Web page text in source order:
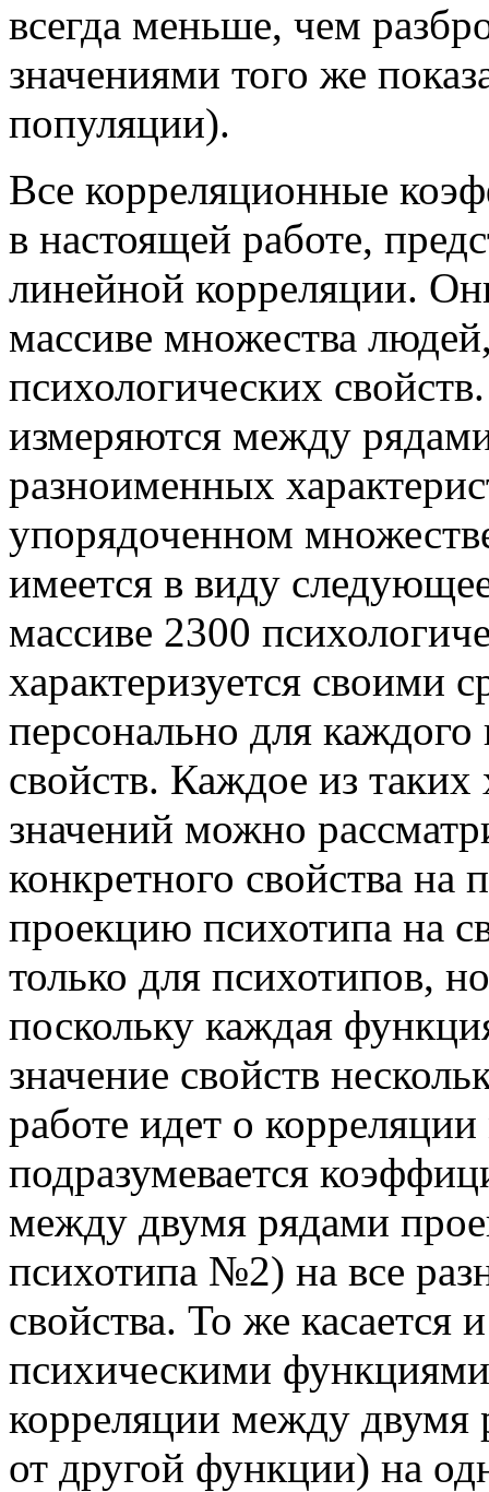
всегда меньше, чем
значениями того же
популяции).
Все корреляционные
в настоящей работе,
линейной корреляции.
массиве множества
психологических
измеряются между
разноименных
упорядоченном
имеется в виду
массиве 2300
характеризуется своими
персонально для
свойств. Каждое из
значений можно
конкретного свойства на
проекцию психотипа на
только для психотипов,
поскольку каждая
значение свойств
работе идет о
подразумевается
между двумя рядами
психотипа №2) на все
свойства. То же касается
психическими
корреляции между двумя
от другой функции) на